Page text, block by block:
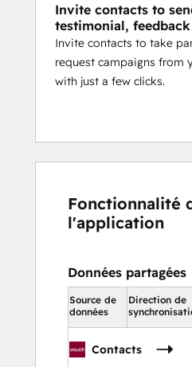
Invite contacts to
testimonial,
Invite contacts to take
request campaigns from
with just a few clicks.
Fonctionnalité
l'application
Données partagées
Source de
données
Direction de
Contacts